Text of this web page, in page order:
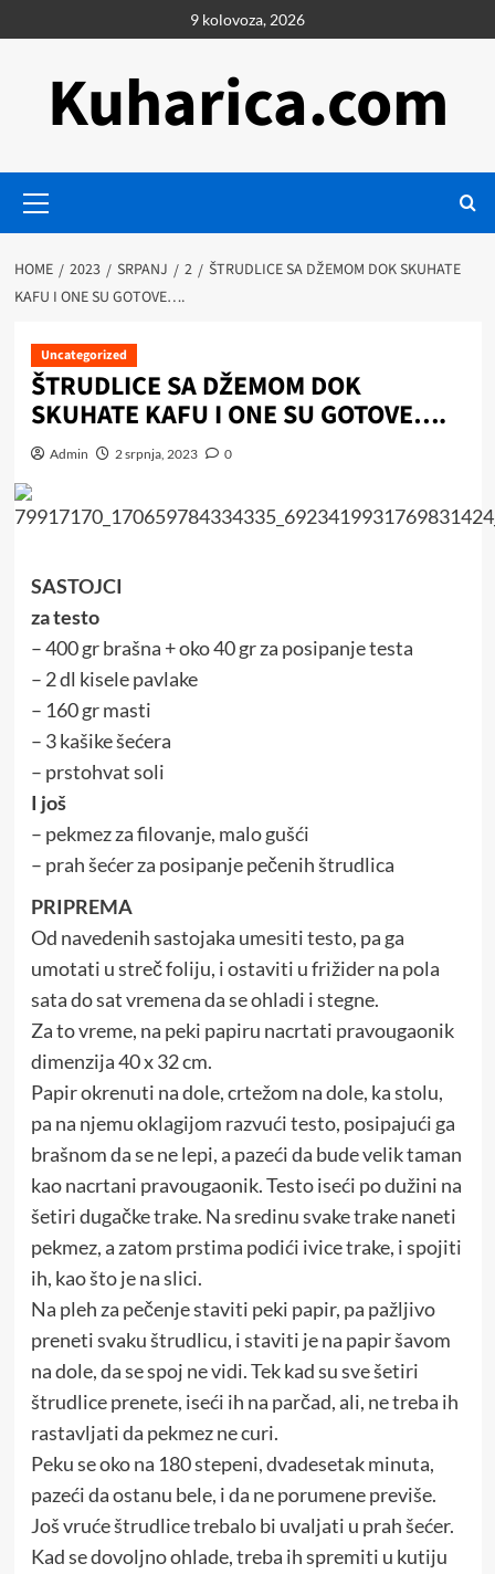
to
9 kolovoza, 2026
Kuharica.com
Menu
HOME 2023 SRPANJ 2
ŠTRUDLICE SA DŽEMOM DOK SKUHATE
KAFU I ONE SU GOTOVE….
Uncategorized
ŠTRUDLICE SA DŽEMOM DOK
SKUHATE KAFU I ONE SU GOTOVE….
Admin 2 srpnja, 2023 0
SASTOJCI
za testo
– 400 gr brašna + oko 40 gr za posipanje testa
– 2 dl kisele pavlake
– 160 gr masti
– 3 kašike šećera
– prstohvat soli
I još
– pekmez za filovanje, malo gušći
– prah šećer za posipanje pečenih štrudlica
PRIPREMA
Od navedenih sastojaka umesiti testo, pa ga
umotati u streč foliju, i ostaviti u frižider na pola
sata do sat vremena da se ohladi i stegne.
Za to vreme, na peki papiru nacrtati pravougaonik
dimenzija 40 x 32 cm.
Papir okrenuti na dole, crtežom na dole, ka stolu,
pa na njemu oklagijom razvući testo, posipajući ga
brašnom da se ne lepi, a pazeći da bude velik taman
kao nacrtani pravougaonik. Testo iseći po dužini na
šetiri dugačke trake. Na sredinu svake trake naneti
pekmez, a zatom prstima podići ivice trake, i spojiti
ih, kao što je na slici.
Na pleh za pečenje staviti peki papir, pa pažljivo
preneti svaku štrudlicu, i staviti je na papir šavom
na dole, da se spoj ne vidi. Tek kad su sve šetiri
štrudlice prenete, iseći ih na parčad, ali, ne treba ih
rastavljati da pekmez ne curi.
Peku se oko na 180 stepeni, dvadesetak minuta,
pazeći da ostanu bele, i da ne porumene previše.
Još vruće štrudlice trebalo bi uvaljati u prah šećer.
Kad se dovoljno ohlade, treba ih spremiti u kutiju